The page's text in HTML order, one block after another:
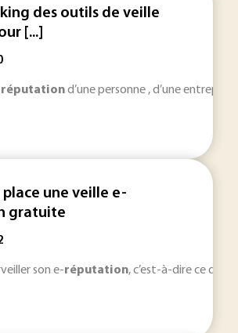
des outils de veille
[...]
réputationd’une personne , d’une
une veille e-
gratuite
son e-réputation, c’est-à-dire ce qui